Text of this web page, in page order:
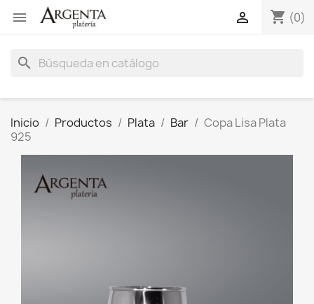
 shopping_cart (0)

search
Inicio Productos Plata Bar
Copa Lisa Plata
925